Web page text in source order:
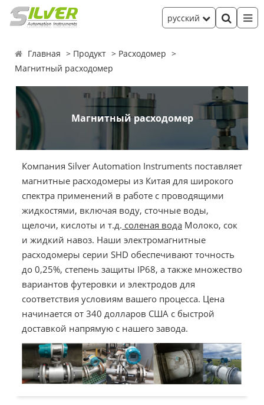
русский
Главная Продукт
Расходомер
Магнитный расходомер
Магнитный расходомер
Компания Silver Automation Instruments поставляет
магнитные расходомеры из Китая для широкого
спектра применений в работе с проводящими
жидкостями, включая воду, сточные воды,
щелочи, кислоты и т.д. соленая вода Молоко, сок
и жидкий навоз. Наши электромагнитные
расходомеры серии SHD обеспечивают точность
до 0,25%, степень защиты IP68, а также множество
вариантов футеровки и электродов для
соответствия условиям вашего процесса. Цена
начинается от 340 долларов США с быстрой
доставкой напрямую с нашего завода.